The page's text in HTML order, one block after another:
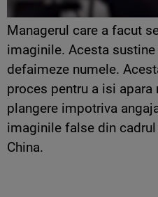
Managerul care a facut
imaginile. Acesta
defaimeze numele.
proces pentru a isi
plangere impotriva
imaginile false din
China.